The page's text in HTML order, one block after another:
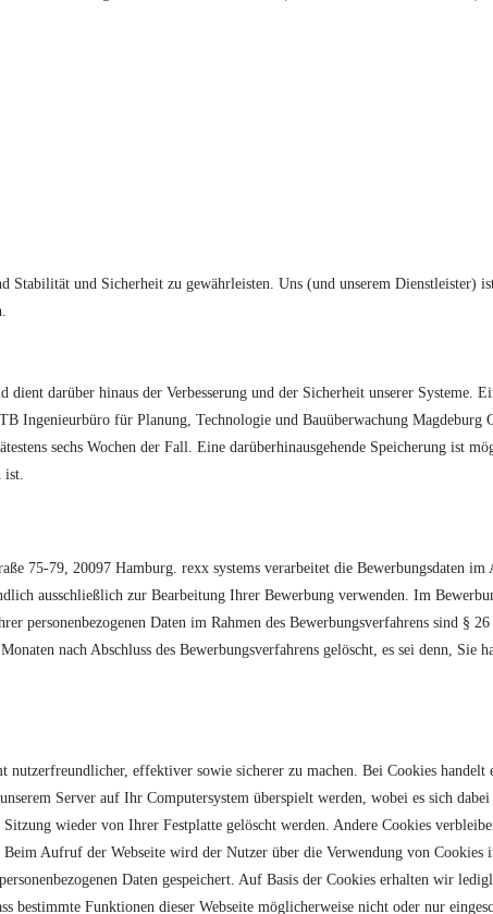
Stabilität und Sicherheit zu gewährleisten. Uns (und unserem Dienstleister)
darüber hinaus der Verbesserung und der Sicherheit unserer Systeme.
Ingenieurbüro für Planung, Technologie und Bauüberwachung Magdeburg
sechs Wochen der Fall. Eine darüberhinausgehende Speicherung ist
75-79, 20097 Hamburg. rexx systems verarbeitet die Bewerbungsdaten
ausschließlich zur Bearbeitung Ihrer Bewerbung verwenden. Im
personenbezogenen Daten im Rahmen des Bewerbungsverfahrens sind
nach Abschluss des Bewerbungsverfahrens gelöscht, es sei denn,
nutzerfreundlicher, effektiver sowie sicherer zu machen. Bei Cookies
Server auf Ihr Computersystem überspielt werden, wobei es sich
wieder von Ihrer Festplatte gelöscht werden. Andere Cookies
Aufruf der Webseite wird der Nutzer über die Verwendung von
Daten gespeichert. Auf Basis der Cookies erhalten wir
bestimmte Funktionen dieser Webseite möglicherweise nicht oder nur